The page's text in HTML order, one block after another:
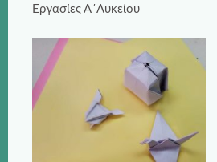
Εργασίες Α΄Λυκείου